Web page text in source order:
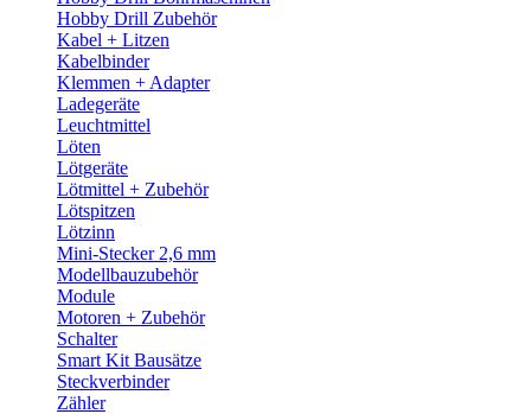
Hobby Drill Zubehör
Kabel + Litzen
Kabelbinder
Klemmen + Adapter
Ladegeräte
Leuchtmittel
Löten
Lötgeräte
Lötmittel + Zubehör
Lötspitzen
Lötzinn
Mini-Stecker 2,6 mm
Modellbauzubehör
Module
Motoren + Zubehör
Schalter
Smart Kit Bausätze
Steckverbinder
Zähler